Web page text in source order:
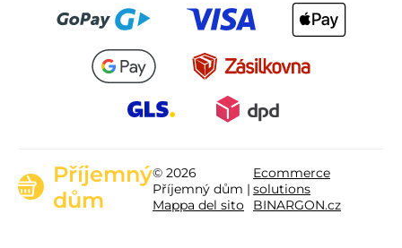
Příjemný
dům
© 2026
Příjemný dům |
Mappa del sito
Ecommerce
solutions
BINARGON.cz